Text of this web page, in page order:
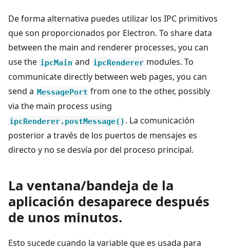
De forma alternativa puedes utilizar los IPC primitivos
que son proporcionados por Electron. To share data
between the main and renderer processes, you can
use the ipcMain and ipcRenderer modules. To
communicate directly between web pages, you can
send a MessagePort from one to the other, possibly
via the main process using
ipcRenderer.postMessage() . La comunicación
posterior a través de los puertos de mensajes es
directo y no se desvía por del proceso principal.
La ventana/bandeja de la
aplicación desaparece después
de unos minutos.
Esto sucede cuando la variable que es usada para